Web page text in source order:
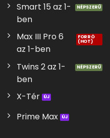
Smart 15 az 1-
ben
Max III Pro 6
az 1-ben
Twins 2 az 1-
ben
X-Tér
Prime Max